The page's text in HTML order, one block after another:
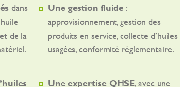
dans
de la
Une gestion fluide :
approvisionnement, gestion des
produits en service, collecte d’huiles
usagées, conformité réglementaire.
Une expertise QHSE, avec une